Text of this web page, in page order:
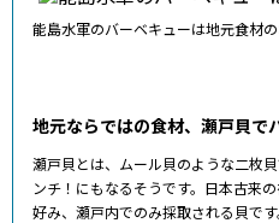
能島水軍のバーベキューは地元食材
地元ならではの食材、瀬戸貝で
瀬戸貝とは、ムール貝のような二枚
ンチ！にもなるそうです。日本古来
好み、瀬戸内でのみ採取される貝で